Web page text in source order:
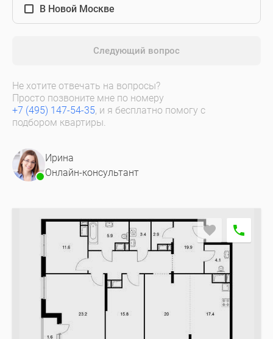
В Новой Москве
Следующий вопрос
Не хотите отвечать на вопросы?
Просто позвоните мне по номеру
+7 (495) 147-54-35, и я бесплатно помогу с
подбором квартиры.
Ирина
Онлайн-консультант